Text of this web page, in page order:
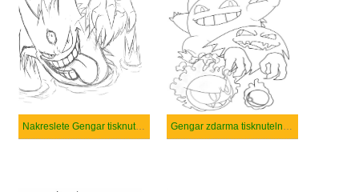
Nakreslete Gengar tisknutelné pro děti Gengar zdarma tisknutelné pro děti